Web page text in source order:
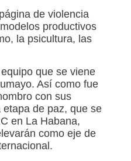
de violencia
productivos
la psicultura, las
que se viene
Así como fue
con sus
de paz, que se
en La Habana,
como eje de